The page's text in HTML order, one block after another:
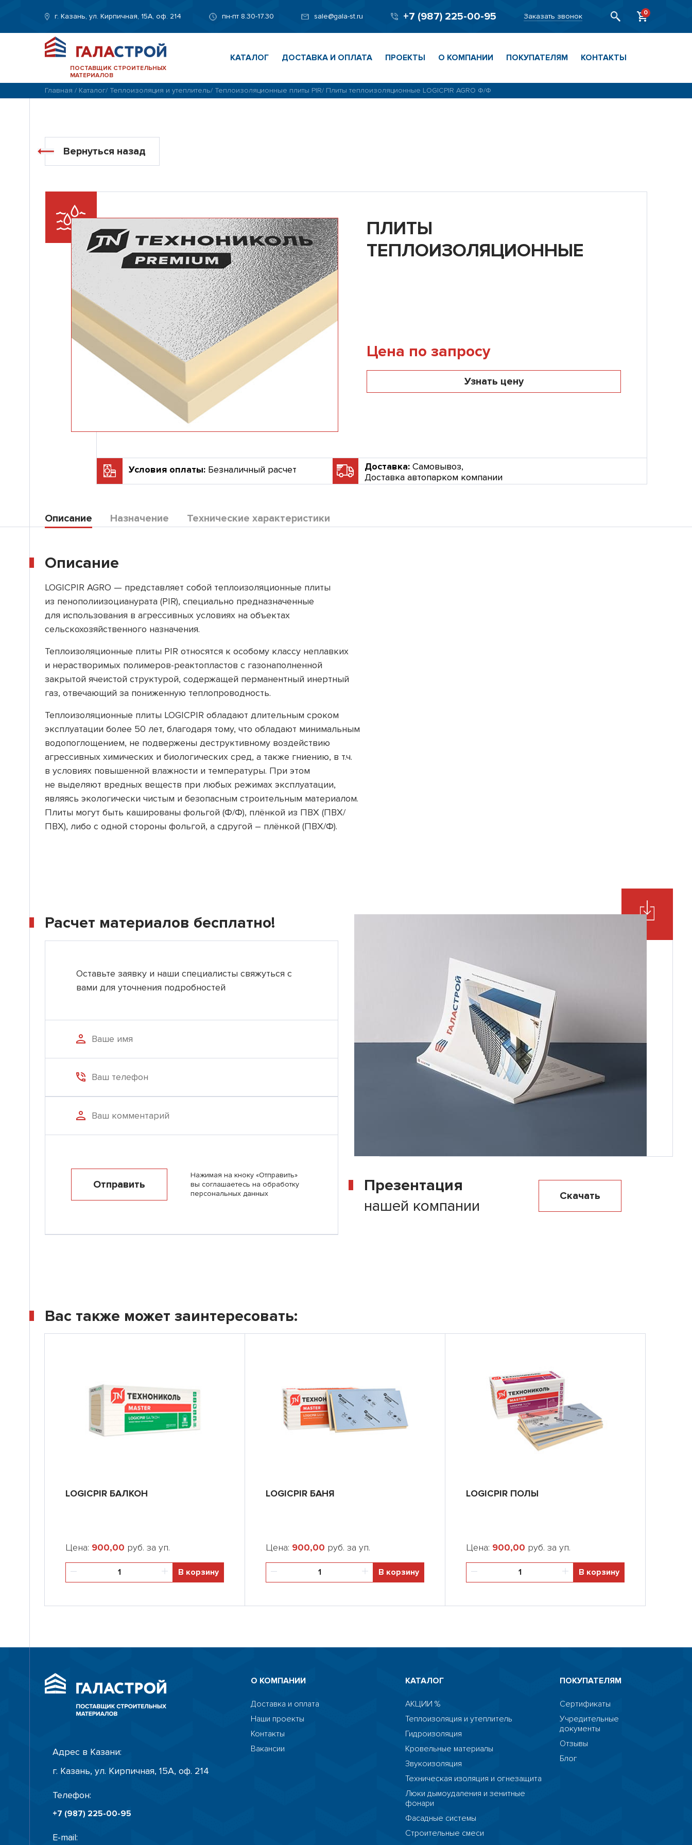
г. Казань, ул. Кирпичная, 15А, оф. 214 пн-пт 8.30-17.30 sale@gala-st.ru +7 (987) 225-00-95 Заказать звонок 0
ПОСТАВЩИК СТРОИТЕЛЬНЫХ
МАТЕРИАЛОВ
КАТАЛОГ ДОСТАВКА И ОПЛАТА ПРОЕКТЫ О КОМПАНИИ ПОКУПАТЕЛЯМ КОНТАКТЫ
Главная / Каталог/ Теплоизоляция и утеплитель/ Теплоизоляционные плиты PIR/ Плиты теплоизоляционные LOGICPIR AGRO Ф/Ф
Вернуться назад
ПЛИТЫ
ТЕПЛОИЗОЛЯЦИОННЫЕ
Цена по запросу
Узнать цену
Условия оплаты: Безналичный расчет Доставка: Самовывоз,
Доставка автопарком компании
Описание Назначение Технические характеристики
Описание
LOGICPIR AGRO — представляет собой теплоизоляционные плиты
из пенополиизоцианурата (PIR), специально предназначенные
для использования в агрессивных условиях на объектах
сельскохозяйственного назначения.
Теплоизоляционные плиты PIR относятся к особому классу неплавких
и нерастворимых полимеров-реактопластов с газонаполненной
закрытой ячеистой структурой, содержащей перманентный инертный
газ, отвечающий за пониженную теплопроводность.
Теплоизоляционные плиты LOGICPIR обладают длительным сроком
эксплуатации более 50 лет, благодаря тому, что обладают минимальным
водопоглощением, не подвержены деструктивному воздействию
агрессивных химических и биологических сред, а также гниению, в т.ч.
в условиях повышенной влажности и температуры. При этом
не выделяют вредных веществ при любых режимах эксплуатации,
являясь экологически чистым и безопасным строительным материалом.
Плиты могут быть кашированы фольгой (Ф/Ф), плёнкой из ПВХ (ПВХ/
ПВХ), либо с одной стороны фольгой, а сдругой – плёнкой (ПВХ/Ф).
Расчет материалов бесплатно!
Оставьте заявку и наши специалисты свяжуться с
вами для уточнения подробностей
Отправить
Нажимая на кноку «Отправить»
вы соглашаетесь на обработку
персональных данных
Презентация
нашей компании
Скачать
Вас также может заинтересовать:
LOGICPIR БАЛКОН
Цена: 900,00 руб. за уп.
В корзину
LOGICPIR БАНЯ
Цена: 900,00 руб. за уп.
В корзину
LOGICPIR ПОЛЫ
Цена: 900,00 руб. за уп.
В корзину
Адрес в Казани:
г. Казань, ул. Кирпичная, 15А, оф. 214
Телефон:
+7 (987) 225-00-95
E-mail:
О КОМПАНИИ
Доставка и оплата
Наши проекты
Контакты
Вакансии
КАТАЛОГ
АКЦИИ %
Теплоизоляция и утеплитель
Гидроизоляция
Кровельные материалы
Звукоизоляция
Техническая изоляция и огнезащита
Люки дымоудаления и зенитные
фонари
Фасадные системы
Строительные смеси
ПОКУПАТЕЛЯМ
Сертификаты
Учредительные
документы
Отзывы
Блог